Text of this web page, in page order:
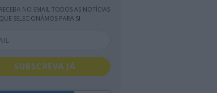
RECEBA NO EMAIL TODOS AS NOTÍCIAS
QUE SELECIONÁMOS PARA SI
SUBSCREVA JÁ